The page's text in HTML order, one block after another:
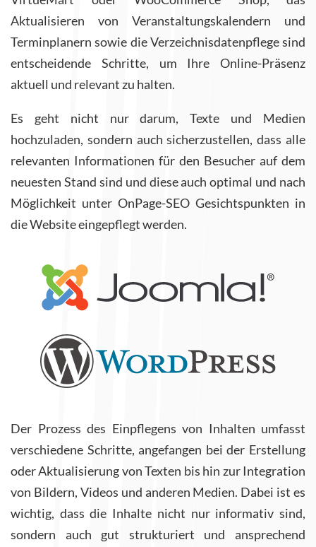
Aktualisieren von Veranstaltungskalendern und
Terminplanern sowie die Verzeichnisdatenpflege sind
entscheidende Schritte, um Ihre Online-Präsenz
aktuell und relevant zu halten.
Es geht nicht nur darum, Texte und Medien
hochzuladen, sondern auch sicherzustellen, dass alle
relevanten Informationen für den Besucher auf dem
neuesten Stand sind und diese auch optimal und nach
Möglichkeit unter OnPage-SEO Gesichtspunkten in
die Website eingepflegt werden.
Der Prozess des Einpflegens von Inhalten umfasst
verschiedene Schritte, angefangen bei der Erstellung
oder Aktualisierung von Texten bis hin zur Integration
von Bildern, Videos und anderen Medien. Dabei ist es
wichtig, dass die Inhalte nicht nur informativ sind,
sondern auch gut strukturiert und ansprechend